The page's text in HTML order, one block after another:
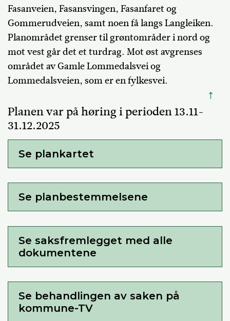
Fasanveien, Fasansvingen, Fasanfaret og
Gommerudveien, samt noen få langsLangleiken.
Planområdet grenser til grøntområder i nord og
mot vest går det et turdrag. Mot øst avgrenses
området av Gamle Lommedalsvei og
Lommedalsveien, som er en fylkesvei.
↑
Planen var på høring i perioden 13.11-
31.12.2025
Se plankartet
Se planbestemmelsene
Se saksfremlegget med alle
dokumentene
Se behandlingen av saken på
kommune-TV